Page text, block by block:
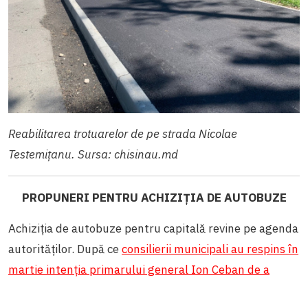
Reabilitarea trotuarelor de pe strada Nicolae
Testemițanu. Sursa: chisinau.md
PROPUNERI PENTRU ACHIZIȚIA DE AUTOBUZE
Achiziția de autobuze pentru capitală revine pe agenda
autorităților. După ceconsilierii municipali au respins în
martie intenția primarului general Ion Ceban de a